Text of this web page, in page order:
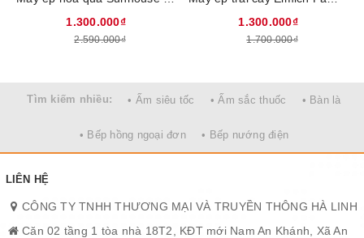
Lưỡi xay ép bằng inox siêu bền
Lưỡi xay ép bằng inox không rỉ sét, chống mài mòn cao và sắc
1.300.000₫
2.590.000₫
1.300.000₫
1.700.000₫
Tìm kiếm nhiều: • Ấm siêu tốc • Ấm sắc thuốc • Bàn là
• Bếp hồng ngoại đơn • Bếp nướng điện
LIÊN HỆ
CÔNG TY TNHH THƯƠNG MẠI VÀ TRUYỀN THÔNG HÀ LINH
Căn 02 tầng 1 tòa nhà 18T2, KĐT mới Nam An Khánh, Xã An